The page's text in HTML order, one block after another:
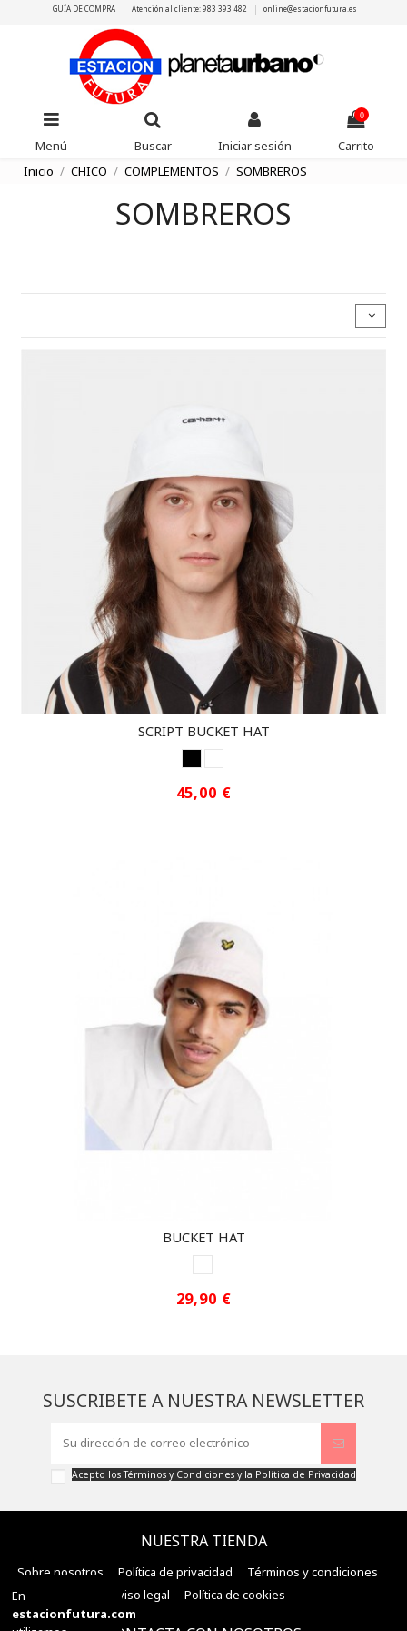
GUÍA DE COMPRA Atención al cliente: 983 393 482 online@estacionfutura.es
Menú Buscar Iniciar sesión
0
Carrito
Inicio
CHICO COMPLEMENTOS SOMBREROS
SOMBREROS
SCRIPT BUCKET HAT
45,00 €
BUCKET HAT
29,90 €
SUSCRIBETE A NUESTRA NEWSLETTER
Acepto losTérminos y Condicionesy la Política de Privacidad
NUESTRA TIENDA
Sobre nosotros Política de privacidad
Términos y condiciones
Aviso legal
Política de cookies
En
estacionfutura.com